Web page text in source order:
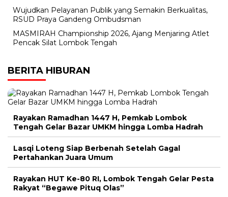
Wujudkan Pelayanan Publik yang Semakin Berkualitas,
RSUD Praya Gandeng Ombudsman
MASMIRAH Championship 2026, Ajang Menjaring Atlet
Pencak Silat Lombok Tengah
BERITA HIBURAN
Rayakan Ramadhan 1447 H, Pemkab Lombok
Tengah Gelar Bazar UMKM hingga Lomba Hadrah
Lasqi Loteng Siap Berbenah Setelah Gagal
Pertahankan Juara Umum
Rayakan HUT Ke-80 RI, Lombok Tengah Gelar Pesta
Rakyat “Begawe Pituq Olas”